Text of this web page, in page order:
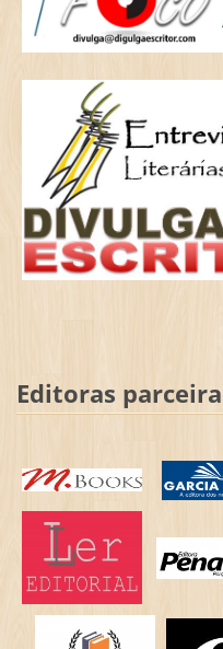
Editoras